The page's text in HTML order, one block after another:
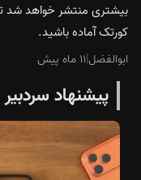
کورتک آماده باشید.
ابوالفضل|۱۱ ماه پیش
پیشنهاد سردبیر